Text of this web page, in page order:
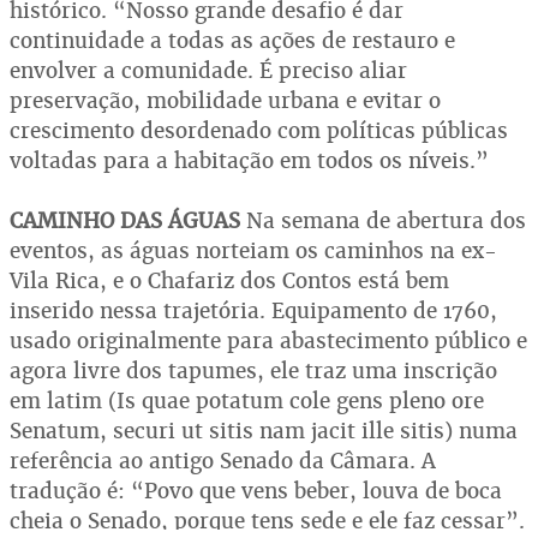
histórico. “Nosso grande desafio é dar
continuidade a todas as ações de restauro e
envolver a comunidade. É preciso aliar
preservação, mobilidade urbana e evitar o
crescimento desordenado com políticas públicas
voltadas para a habitação em todos os níveis.”
CAMINHO DAS ÁGUAS Na semana de abertura dos
eventos, as águas norteiam os caminhos na ex-
Vila Rica, e o Chafariz dos Contos está bem
inserido nessa trajetória. Equipamento de 1760,
usado originalmente para abastecimento público e
agora livre dos tapumes, ele traz uma inscrição
em latim (Is quae potatum cole gens pleno ore
Senatum, securi ut sitis nam jacit ille sitis) numa
referência ao antigo Senado da Câmara. A
tradução é: “Povo que vens beber, louva de boca
cheia o Senado, porque tens sede e ele faz cessar”.